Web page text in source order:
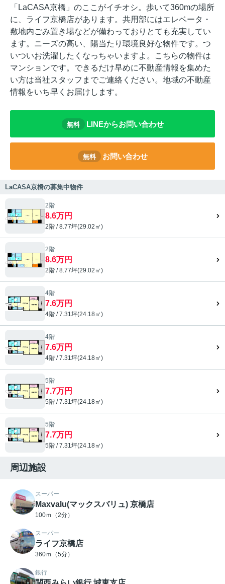
「LaCASA京橋」のここがイチオシ。歩いて360mの場所
に、ライフ京橋店があります。共用部にはエレベータ・
敷地内ごみ置き場などが備わっておりとても充実してい
ます。ニーズの高い、陽当たり環境良好な物件です。つ
いついお洗濯したくなっちゃいますよ。こちらの物件は
マンションです。できるだけ早めに不動産情報を集めた
い方は当社スタッフまでご連絡ください。地域の不動産
情報をいち早くお届けします。
無料 LINEからお問い合わせ
無料 お問い合わせ
LaCASA京橋の募集中物件
2階
8.6万円
2階 / 8.77坪(29.02㎡)
2階
8.6万円
2階 / 8.77坪(29.02㎡)
4階
7.6万円
4階 / 7.31坪(24.18㎡)
4階
7.6万円
4階 / 7.31坪(24.18㎡)
5階
7.7万円
5階 / 7.31坪(24.18㎡)
5階
7.7万円
5階 / 7.31坪(24.18㎡)
周辺施設
スーパー
Maxvalu(マックスバリュ) 京橋店
100ｍ（2分）
スーパー
ライフ京橋店
360ｍ（5分）
銀行